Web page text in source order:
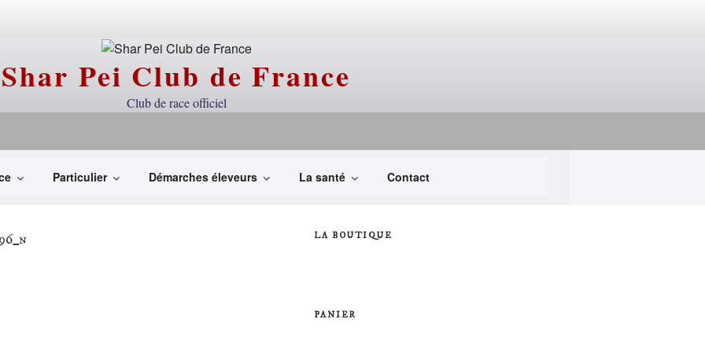
Shar Pei Club de France
Club de race officiel
Particulier Démarches éleveurs La santé Contact
LA BOUTIQUE
PANIER